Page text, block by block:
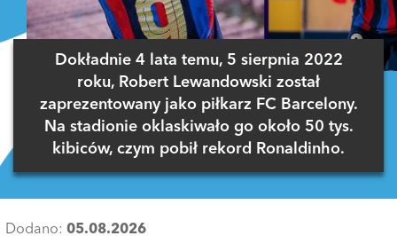
Dokładnie 4 lata temu, 5 sierpnia 2022
roku, Robert Lewandowski został
zaprezentowany jako piłkarz FC Barcelony.
Na stadionie oklaskiwało go około 50 tys.
kibiców, czym pobił rekord Ronaldinho.
Dodano: 05.08.2026